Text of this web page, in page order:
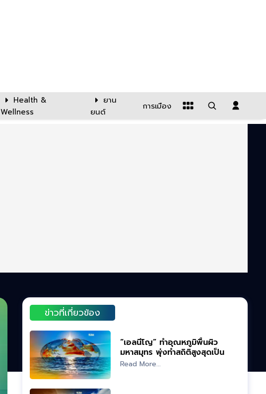
Health &
Wellness
ยาน
ยนต์
การเมือง
ข่าวที่เกี่ยวข้อง
“เอลนีโญ” ทำอุณหภูมิพื้นผิว
มหาสมุทร พุ่งทำสถิติสูงสุดเป็น
ประวัติการณ์
Read More...